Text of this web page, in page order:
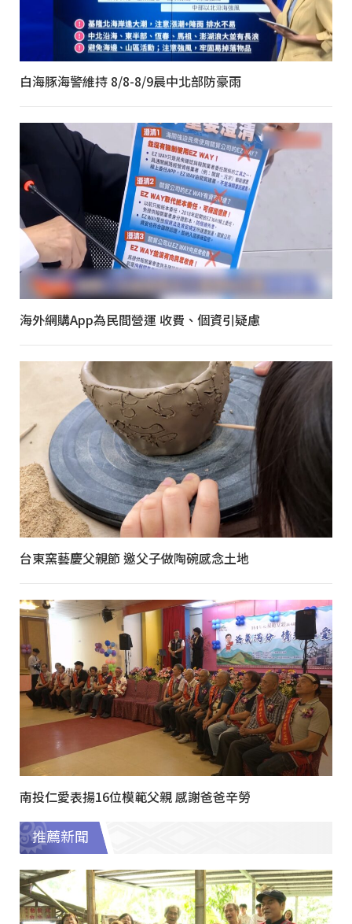
白海豚海警維持 8/8-8/9晨中北部防豪雨
海外網購App為民間營運 收費、個資引疑慮
台東窯藝慶父親節 邀父子做陶碗感念土地
南投仁愛表揚16位模範父親 感謝爸爸辛勞
推薦新聞